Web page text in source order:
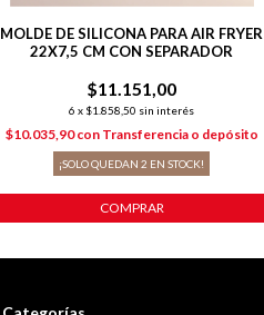
MOLDE DE SILICONA PARA AIR FRYER
22X7,5 CM CON SEPARADOR
$11.151,00
6 x $1.858,50 sin interés
$10.035,90con Transferencia o depósito
¡SOLO QUEDAN 2 EN STOCK!
COMPRAR